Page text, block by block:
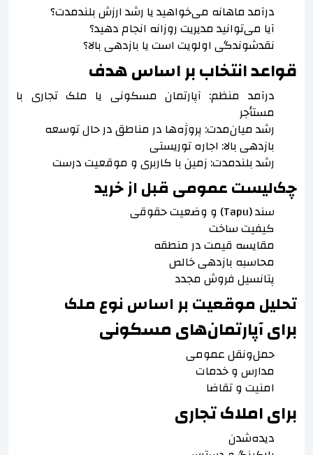
درآمد ماهانه می‌خواهید یا رشد ارزش بلندمدت؟
آیا می‌توانید مدیریت روزانه انجام دهید؟
نقدشوندگی اولویت است یا بازدهی بالا؟
قواعد انتخاب بر اساس هدف
درآمد منظم: آپارتمان مسکونی یا ملک تجاری با
مستأجر
رشد میان‌مدت: پروژه‌ها در مناطق در حال توسعه
بازدهی بالا: اجاره توریستی
رشد بلندمدت: زمین با کاربری و موقعیت درست
چک‌لیست عمومی قبل از خرید
سند (Tapu) و وضعیت حقوقی
کیفیت ساخت
مقایسه قیمت در منطقه
محاسبه بازدهی خالص
پتانسیل فروش مجدد
تحلیل موقعیت بر اساس نوع ملک
برای آپارتمان‌های مسکونی
حمل‌ونقل عمومی
مدارس و خدمات
امنیت و تقاضا
برای املاک تجاری
دیده‌شدن